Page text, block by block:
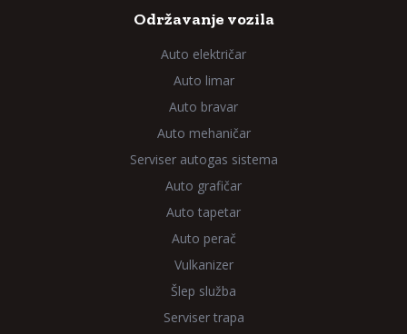
Održavanje vozila
Auto električar
Auto limar
Auto bravar
Auto mehaničar
Serviser autogas sistema
Auto grafičar
Auto tapetar
Auto perač
Vulkanizer
Šlep služba
Serviser trapa